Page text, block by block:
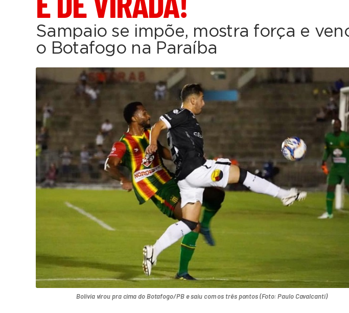
Sampaio se impõe, mostra força e
o Botafogo na Paraíba
Bolívia virou pra cima do Botafogo/PB e saiu com os três pontos (Foto: Paulo Cavalcanti)